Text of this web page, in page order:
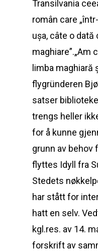
Transilvania
român care
ușa, câte o
maghiare”.„Am
limba maghiară
flygründeren
satser
trengs heller
for å kunne
grunn av behov
flyttes Idyll fra
Stedets
har stått for
hatt en selv.
kgl.res. av 14.
forskrift av